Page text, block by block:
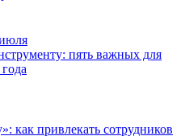
пять важных для
как привлекать сотрудников